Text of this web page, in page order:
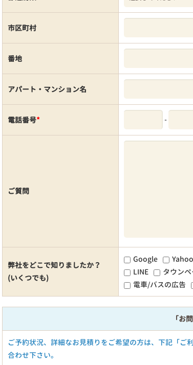
市区町村
番地
アパート・マンション名
電話番号* -
ご質問
弊社をどこで知りましたか？
(いくつでも)
Google Yahoo
LINE
タウン
電車/バスの広告
「お
ご予約状況、詳細なお見積りをご希望の方は、下記「
合わせ下さい。